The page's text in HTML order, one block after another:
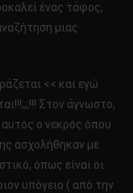
ένας τάφος,
μιας
<< και εγώ
Στον άγνωστο,
ο νεκρός όπου
ασχολήθηκαν με
όπως είναι οι
υπόγειο ( από την